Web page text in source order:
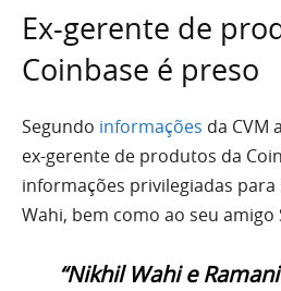
Ex-gerente de
Coinbase é preso
Segundo informações da CVM
ex-gerente de produtos da
informações privilegiadas
Wahi, bem como ao seu amigo
“Nikhil Wahi e